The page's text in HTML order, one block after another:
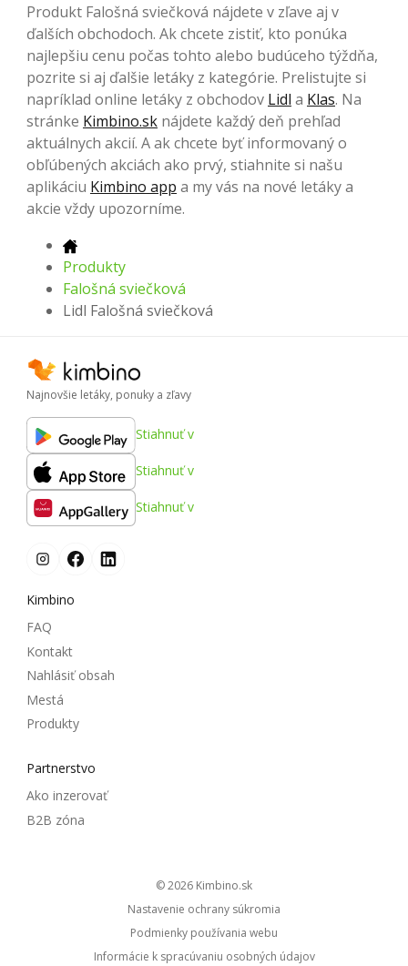
Produkt Falošná sviečková nájdete v zľave aj v
ďalších obchodoch. Ak chcete zistiť, kto ponúka
najlepšiu cenu počas tohto alebo budúceho týždňa,
pozrite si aj ďalšie letáky z kategórie. Prelistujte si
napríklad online letáky z obchodov Lidl a Klas. Na
stránke Kimbino.sk nájdete každý deň prehľad
aktuálnych akcií. A ak chcete byť informovaný o
obľúbených akciách ako prvý, stiahnite si našu
aplikáciu Kimbino app a my vás na nové letáky a
akcie vždy upozorníme.
Produkty
Falošná sviečková
Lidl Falošná sviečková
Najnovšie letáky, ponuky a zľavy
Stiahnuť v
Stiahnuť v
Stiahnuť v
Kimbino
FAQ
Kontakt
Nahlásiť obsah
Mestá
Produkty
Partnerstvo
Ako inzerovať
B2B zóna
© 2026
kimbino.sk
Nastavenie ochrany súkromia
Podmienky používania webu
Informácie k spracúvaniu osobných údajov